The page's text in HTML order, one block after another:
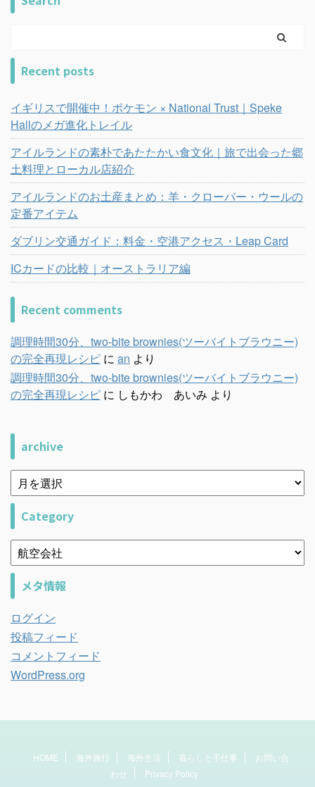
Recent posts
イギリスで開催中！ポケモン × National Trust｜Speke
Hallのメガ進化トレイル
アイルランドの素朴であたたかい食文化｜旅で出会った郷
土料理とローカル店紹介
アイルランドのお土産まとめ：羊・クローバー・ウールの
定番アイテム
ダブリン交通ガイド：料金・空港アクセス・Leap Card
ICカードの比較｜オーストラリア編
Recent comments
調理時間30分、two-bite brownies(ツーバイトブラウニー)
の完全再現レシピ に an より
調理時間30分、two-bite brownies(ツーバイトブラウニー)
の完全再現レシピ に しもかわ あいみ より
archive
Category
メタ情報
ログイン
投稿フィード
コメントフィード
WordPress.org
HOME 海外旅行 海外生活 暮らしと手仕事
お問い合
わせ
Privacy Policy